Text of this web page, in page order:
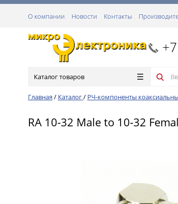
О компании Новости Контакты
Каталог товаров
Главная / Каталог/ РЧ-компоненты
RA 10-32 Male to 10-32